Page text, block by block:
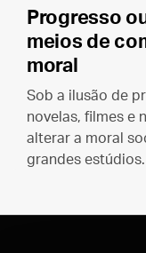
Progresso
meios de
moral
Sob a ilusão de
novelas, filmes e
alterar a moral
grandes estúdios.